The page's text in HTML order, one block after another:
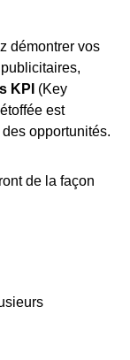
démontrer vos
KPI (Key
est
opportunités.
de la façon